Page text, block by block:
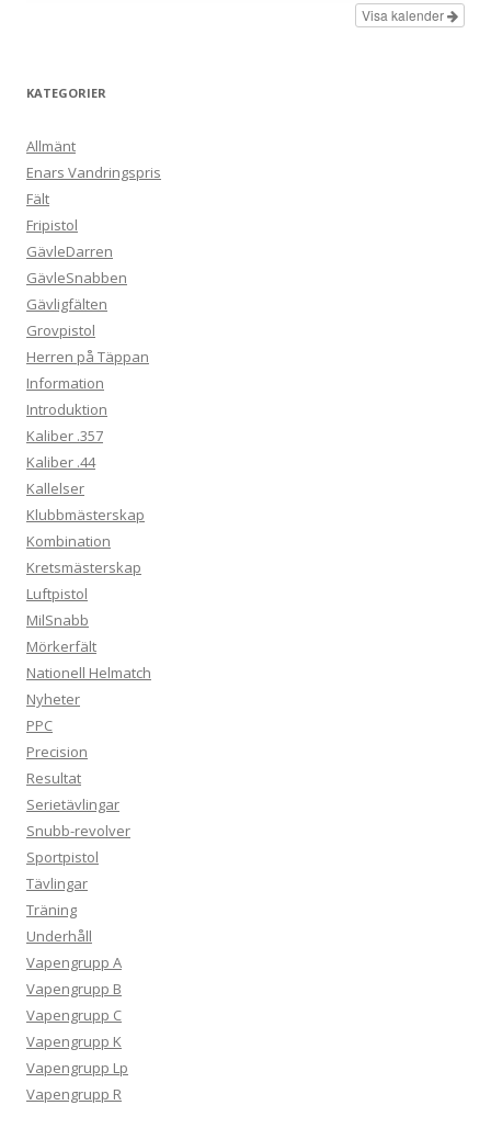
Visa kalender
KATEGORIER
Allmänt
Enars Vandringspris
Fält
Fripistol
GävleDarren
GävleSnabben
Gävligfälten
Grovpistol
Herren på Täppan
Information
Introduktion
Kaliber .357
Kaliber .44
Kallelser
Klubbmästerskap
Kombination
Kretsmästerskap
Luftpistol
MilSnabb
Mörkerfält
Nationell Helmatch
Nyheter
PPC
Precision
Resultat
Serietävlingar
Snubb-revolver
Sportpistol
Tävlingar
Träning
Underhåll
Vapengrupp A
Vapengrupp B
Vapengrupp C
Vapengrupp K
Vapengrupp Lp
Vapengrupp R